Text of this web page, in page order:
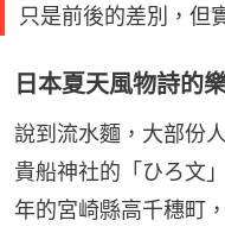
只是前後的差別，但
日本夏天風物詩的
說到流水麵，大部份
貴船神社的「ひろ文
年的宮崎縣高千穗町